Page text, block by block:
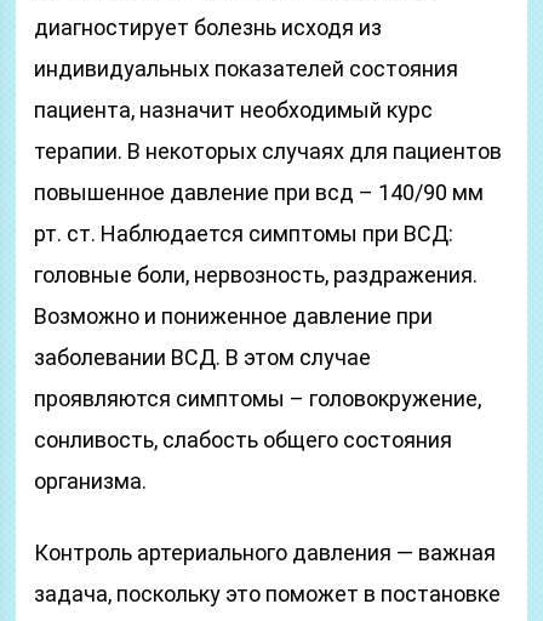
диагностирует болезнь исходя из
индивидуальных показателей состояния
пациента, назначит необходимый курс
терапии. В некоторых случаях для пациентов
повышенное давление при всд – 140/90 мм
рт. ст. Наблюдается симптомы при ВСД:
головные боли, нервозность, раздражения.
Возможно и пониженное давление при
заболевании ВСД. В этом случае
проявляются симптомы – головокружение,
сонливость, слабость общего состояния
организма.
Контроль артериального давления — важная
задача, поскольку это поможет в постановке